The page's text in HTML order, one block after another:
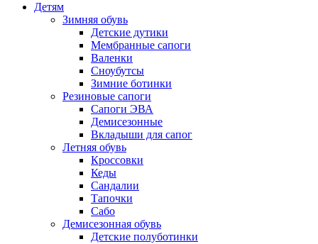
Детям
Зимняя обувь
Детские дутики
Мембранные сапоги
Валенки
Сноубутсы
Зимние ботинки
Резиновые сапоги
Сапоги ЭВА
Демисезонные
Вкладыши для сапог
Летняя обувь
Кроссовки
Кеды
Сандалии
Тапочки
Сабо
Демисезонная обувь
Детские полуботинки